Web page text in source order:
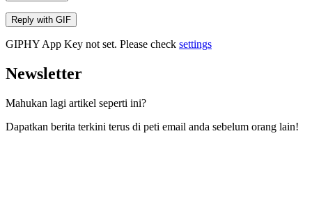
Reply with GIF
GIPHY App Key not set. Please check settings
Newsletter
Mahukan lagi artikel seperti ini?
Dapatkan berita terkini terus di peti email anda sebelum orang lain!